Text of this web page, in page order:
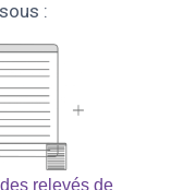
:
relevés de